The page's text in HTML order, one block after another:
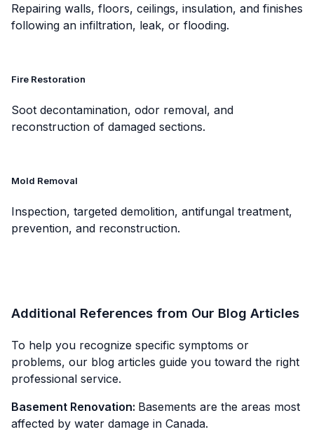
Repairing walls, floors, ceilings, insulation, and finishes
following an infiltration, leak, or flooding.
Fire Restoration
Soot decontamination, odor removal, and
reconstruction of damaged sections.
Mold Removal
Inspection, targeted demolition, antifungal treatment,
prevention, and reconstruction.
Additional References from Our Blog Articles
To help you recognize specific symptoms or
problems, our blog articles guide you toward the right
professional service.
Basement Renovation: Basements are the areas most
affected by water damage in Canada.